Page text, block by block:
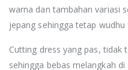
warna dan tambahan variasi
jepang sehingga tetap wudhu
Cutting dress yang pas, tidak
sehingga bebas melangkah